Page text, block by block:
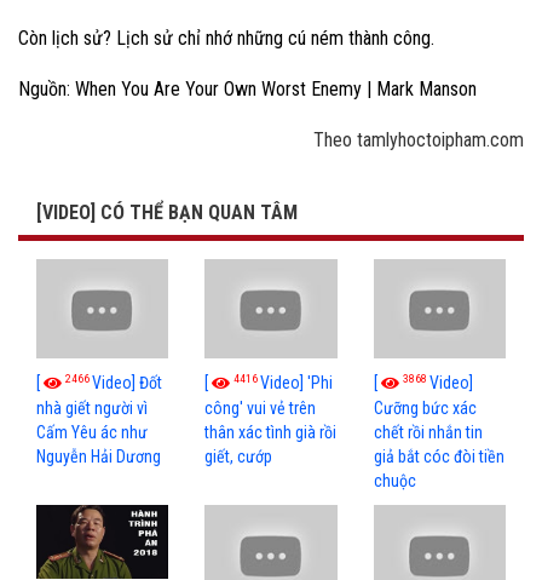
Còn lịch sử? Lịch sử chỉ nhớ những cú ném thành công.
Nguồn: When You Are Your Own Worst Enemy | Mark Manson
Theo tamlyhoctoipham.com
[VIDEO] CÓ THỂ BẠN QUAN TÂM
[ 2466Video] Đốt
nhà giết người vì
Cấm Yêu ác như
Nguyễn Hải Dương
[ 4416Video] 'Phi
công' vui vẻ trên
thân xác tình già rồi
giết, cướp
[ 3868 Video]
Cưỡng bức xác
chết rồi nhắn tin
giả bắt cóc đòi tiền
chuộc